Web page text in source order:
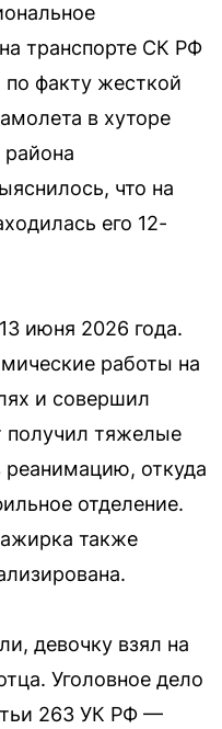
транспорте СК РФ
по факту жесткой
в хуторе
что на
его 12-
июня 2026 года.
работы на
и совершил
получил тяжелые
откуда
отделение.
также
девочку взял на
Уголовное дело
263 УК РФ —